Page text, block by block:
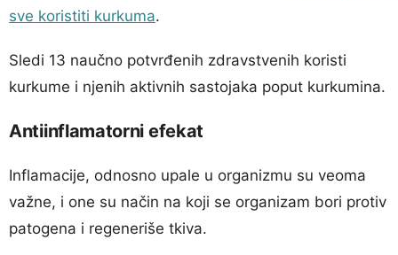
sve koristiti kurkuma.
Sledi 13 naučno potvrđenih zdravstvenih koristi
kurkume i njenih aktivnih sastojaka poput kurkumina.
Antiinflamatorni efekat
Inflamacije, odnosno upale u organizmu su veoma
važne, i one su način na koji se organizam bori protiv
patogena i regeneriše tkiva.